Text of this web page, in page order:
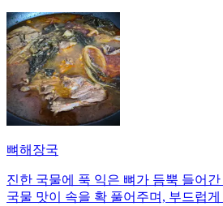
뼈해장국
진한 국물에 푹 익은 뼈가 듬뿍 들어
국물 맛이 속을 확 풀어주며, 부드럽